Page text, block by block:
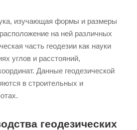
изучающая формы и размеры
на ней различных
часть геодезии как науки
углов и расстояний,
Данные геодезической
в строительных и
геодезических